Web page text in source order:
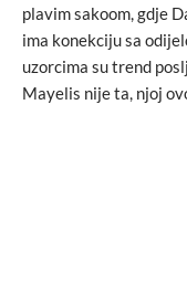
plavim sakoom, gdje
ima konekciju sa
uzorcima su trend
Mayelis nije ta, njoj